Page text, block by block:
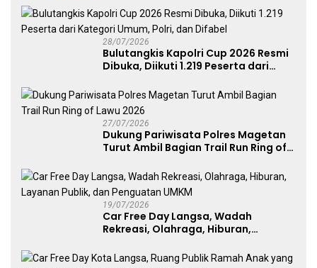
28/07/2026
Bulutangkis Kapolri Cup 2026 Resmi
Dibuka, Diikuti 1.219 Peserta dari
27/07/2026
Dukung Pariwisata Polres Magetan
Turut Ambil Bagian Trail Run Ring of
19/07/2026
Car Free Day Langsa, Wadah
Rekreasi, Olahraga, Hiburan,
UMKM